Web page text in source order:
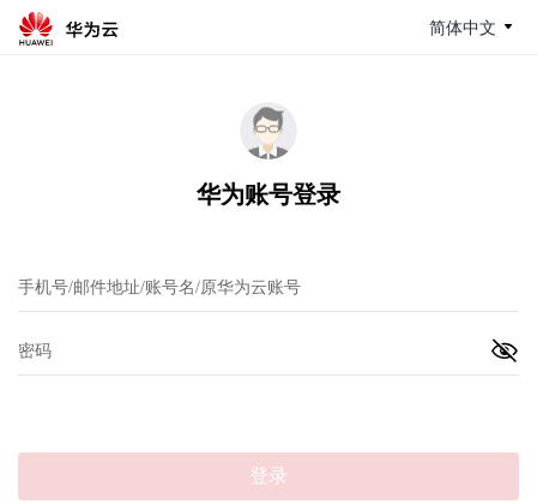
简体中文
华为账号登录
登录